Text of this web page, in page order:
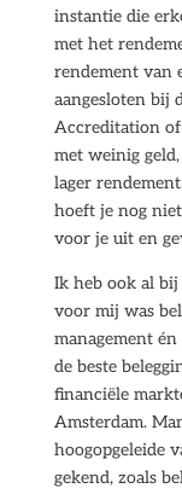
instantie die
met het
rendement van
aangesloten bij
Accreditation
met weinig
lager
hoeft je nog
voor je uit en
Ik heb ook al
voor mij was
management
de beste
financiële
Amsterdam.
hoogopgeleide
gekend, zoals